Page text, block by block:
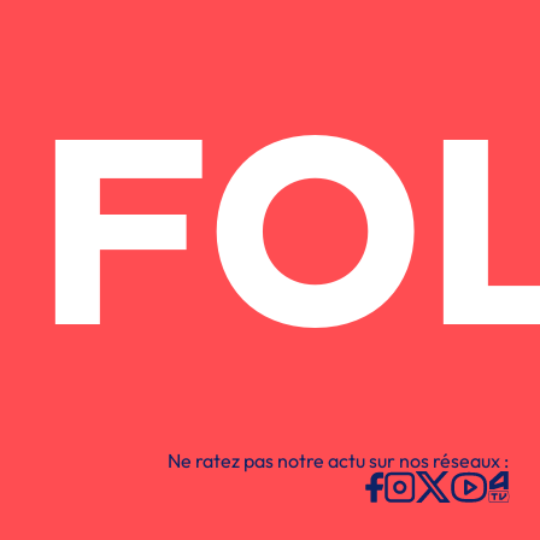
Ne ratez pas notre actu sur nos réseaux :